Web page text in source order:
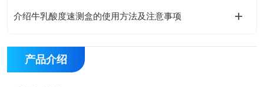
介绍牛乳酸度速测盒的使用方法及注意事项
产品介绍